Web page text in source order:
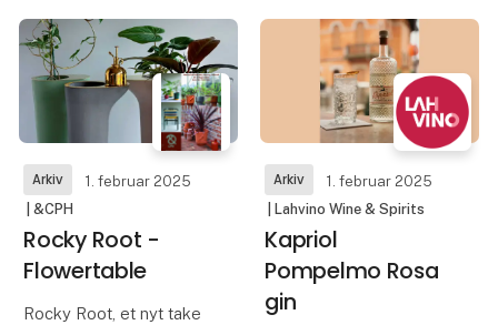
Hampton-kollektion på
forårets messer, og den
fik en fantastisk
velkomst.
Men hvorfor egentlig
Med KIWEE nye taske
SANDWICH, har du både
en rygsæk og en skuld
Arkiv
1. februar 2025
| &CPH
Rocky Root -
Flowertable
Rocky Root, et nyt take
Arkiv
1. februar 2025
| Lahvino Wine & Spirits
Kapriol
Pompelmo Rosa
gin